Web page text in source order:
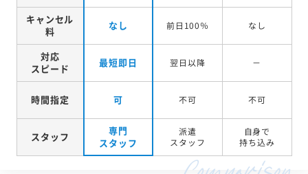
キャンセル
料
なし 前日100％ なし
対応
スピード
最短即日 翌日以降 －
時間指定 可 不可 不可
スタッフ
専門
スタッフ
派遣
スタッフ
自身で
持ち込み